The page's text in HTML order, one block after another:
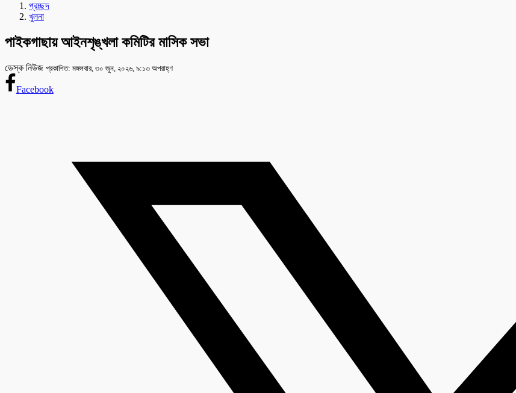
প্রচ্ছদ
খুলনা
পাইকগাছায় আইনশৃঙ্খলা কমিটির মাসিক সভা
ডেস্ক নিউজ প্রকাশিত: মঙ্গলবার, ৩০ জুন, ২০২৬, ৯:১৩ অপরাহ্ণ
Facebook